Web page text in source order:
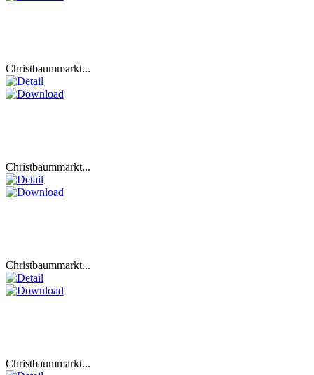
Christbaummarkt...
Christbaummarkt...
Christbaummarkt...
Christbaummarkt...